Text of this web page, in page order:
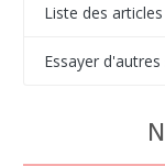
Liste des articles
Essayer